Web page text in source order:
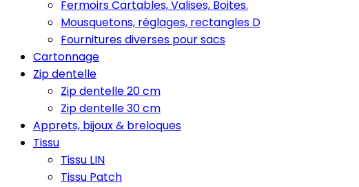
Fermoirs Cartables, Valises, Boites.
Mousquetons, réglages, rectangles D
Fournitures diverses pour sacs
Cartonnage
Zip dentelle
Zip dentelle 20 cm
Zip dentelle 30 cm
Apprets, bijoux & breloques
Tissu
Tissu LIN
Tissu Patch